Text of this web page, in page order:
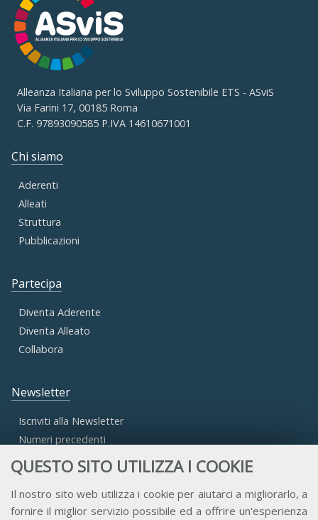
QUESTO SITO UTILIZZA I COOKIE
Il nostro sito web utilizza i cookie per aiutarci a migliorarlo, a
fornire il miglior servizio possibile ed a offrire un'esperienza
Alleanza Italiana per lo Sviluppo Sostenibile ETS - ASviS
Via Farini 17, 00185 Roma
C.F. 97893090585 P.IVA 14610671001
Chi siamo
Aderenti
Alleati
Struttura
Pubblicazioni
Partecipa
Diventa Aderente
Diventa Alleato
Collabora
Newsletter
Iscriviti alla Newsletter
Numeri precedenti
Accesso Aderenti